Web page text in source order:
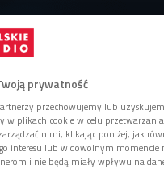
kochany i
kłębkiem nerwów
Piątek,
W "Pogadajmy!"
zwierząt w
prywatność
przechowujemy lub
w plikach cookie w celu
nimi, klikając poniżej, jak
interesu lub w dowolnym
i nie będą miały wpływu na